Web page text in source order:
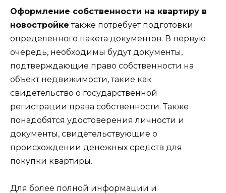
Оформление собственности на квартиру в
новостройке также потребует подготовки
определенного пакета документов. В первую
очередь, необходимы будут документы,
подтверждающие право собственности на
объект недвижимости, такие как
свидетельство о государственной
регистрации права собственности. Также
понадобятся удостоверения личности и
документы, свидетельствующие о
происхождении денежных средств для
покупки квартиры.
Для более полной информации и